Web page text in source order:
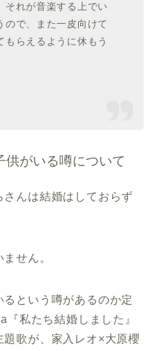
それが音楽する上でい
ので、また一皮向けて
もらえるように休もう
供がいる噂について
んは結婚はしておらず
せん。
という噂があるのか定
私たち結婚しました』
歌が、家入レオ×大原櫻